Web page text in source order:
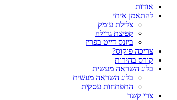
אודות
להתאמן איתי
צלילת עומק
קפיצת גדילה
ביזנס דייט בפריז
צריכה פוקוס?
קורס בהירות
בלוג השראה מעשית
בלוג השראה מעשית
התפתחות עסקית
צרי קשר